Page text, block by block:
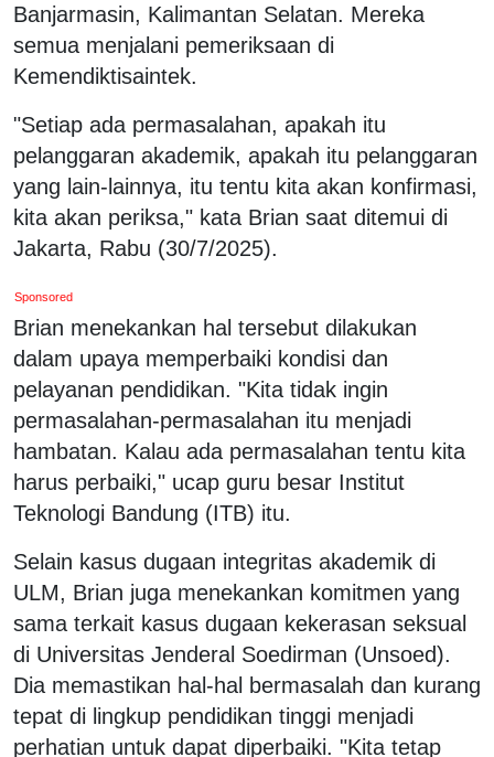
Banjarmasin, Kalimantan Selatan. Mereka
semua menjalani pemeriksaan di
Kemendiktisaintek.
"Setiap ada permasalahan, apakah itu
pelanggaran akademik, apakah itu pelanggaran
yang lain-lainnya, itu tentu kita akan konfirmasi,
kita akan periksa," kata Brian saat ditemui di
Jakarta, Rabu (30/7/2025).
Sponsored
Brian menekankan hal tersebut dilakukan
dalam upaya memperbaiki kondisi dan
pelayanan pendidikan. "Kita tidak ingin
permasalahan-permasalahan itu menjadi
hambatan. Kalau ada permasalahan tentu kita
harus perbaiki," ucap guru besar Institut
Teknologi Bandung (ITB) itu.
Selain kasus dugaan integritas akademik di
ULM, Brian juga menekankan komitmen yang
sama terkait kasus dugaan kekerasan seksual
di Universitas Jenderal Soedirman (Unsoed).
Dia memastikan hal-hal bermasalah dan kurang
tepat di lingkup pendidikan tinggi menjadi
perhatian untuk dapat diperbaiki. "Kita tetap